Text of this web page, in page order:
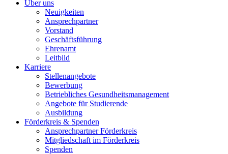
Über uns
Neuigkeiten
Ansprechpartner
Vorstand
Geschäftsführung
Ehrenamt
Leitbild
Karriere
Stellenangebote
Bewerbung
Betriebliches Gesundheitsmanagement
Angebote für Studierende
Ausbildung
Förderkreis & Spenden
Ansprechpartner Förderkreis
Mitgliedschaft im Förderkreis
Spenden